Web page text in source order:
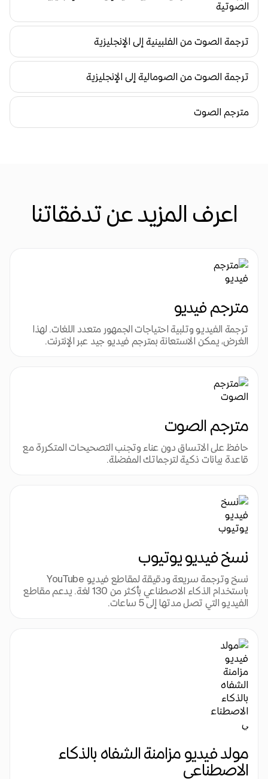
الصوتية
ترجمة الصوت من الفلبينية إلى الإنجليزية
ترجمة الصوت من الصومالية إلى الإنجليزية
مترجم الصوت
اعرف المزيد عن تدفقاتنا
مترجم فيديو
الغرض، يمكن الاستعانة بمترجم فيديو جيد عبر الإنترنت.
مترجم الصوت
حافظ على الاتساق دون عناء وتجنب التصحيحات المتكررة مع
قاعدة بيانات ذكية لترجماتك المفضلة.
نسخ فيديو يوتيوب
نسخ وترجمة سريعة ودقيقة لمقاطع فيديو YouTube
الفيديو التي تصل مدتها إلى 5 ساعات.
الاصطناعي